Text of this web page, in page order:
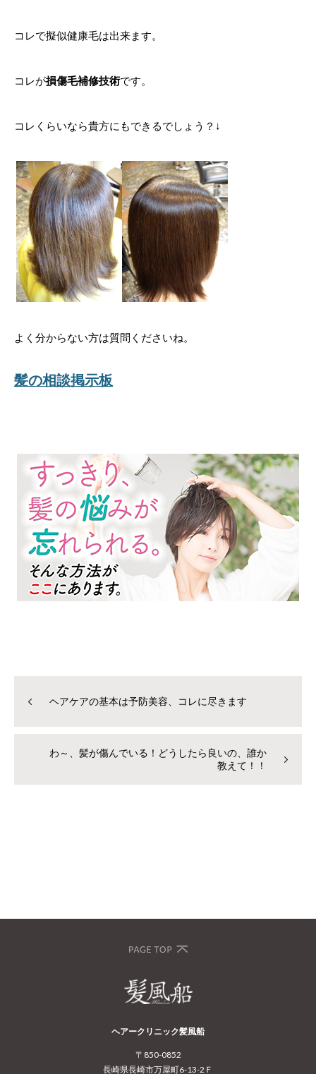
コレで擬似健康毛は出来ます。
コレが損傷毛補修技術です。
コレくらいなら貴方にもできるでしょう？↓
よく分からない方は質問くださいね。
髪の相談掲示板
ヘアケアの基本は予防美容、コレに尽きます
わ～、髪が傷んでいる！どうしたら良いの、誰か
教えて！！
ヘアークリニック髪風船
〒850-0852
長崎県長崎市万屋町6-13-2Ｆ